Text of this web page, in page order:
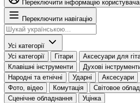
Переключити інформацію користувача
Переключити навігацію
Усі категорії
Усі категорії
Гітари Аксесуари для
Клавішні інструменти
Духові
Народні та етнічні
Ударні Аксесуари
Фото, відео
Комутація
Світовое
Сценічне обладнання
Уцінка